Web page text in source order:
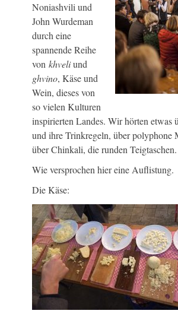
Noniashvili und
John Wurdeman
durch eine
spannende Reihe
von khveliund
ghvino, Käse und
Wein, dieses von
so vielen Kulturen
inspirierten Landes. Wir hörten etwas
und ihre Trinkregeln, über polyphone
über Chinkali, die runden Teigtaschen.
Wie versprochen hier eine Auflistung.
Die Käse: